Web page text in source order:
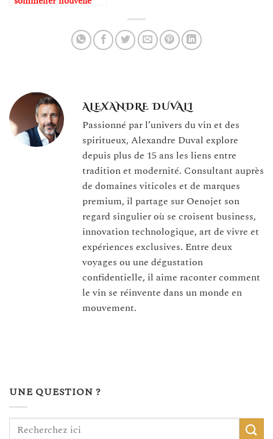
ALEXANDRE DUVALI
Passionné par l’univers du vin et des
spiritueux, Alexandre Duval explore
depuis plus de 15 ans les liens entre
tradition et modernité. Consultant auprès
de domaines viticoles et de marques
premium, il partage sur Oenojet son
regard singulier où se croisent business,
innovation technologique, art de vivre et
expériences exclusives. Entre deux
voyages ou une dégustation
confidentielle, il aime raconter comment
le vin se réinvente dans un monde en
mouvement.
UNE QUESTION ?